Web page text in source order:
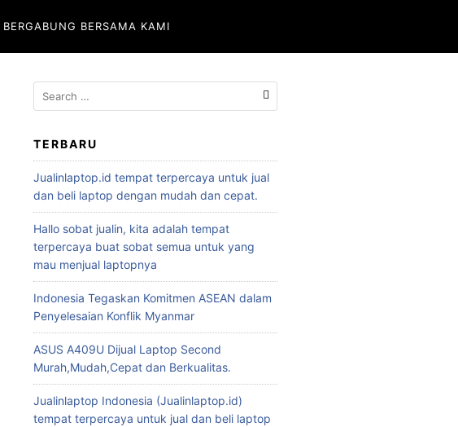
BERGABUNG BERSAMA KAMI
TERBARU
Jualinlaptop.id tempat terpercaya untuk jual
dan beli laptop dengan mudah dan cepat.
Hallo sobat jualin, kita adalah tempat
terpercaya buat sobat semua untuk yang
mau menjual laptopnya
Indonesia Tegaskan Komitmen ASEAN dalam
Penyelesaian Konflik Myanmar
ASUS A409U Dijual Laptop Second
Murah,Mudah,Cepat dan Berkualitas.
Jualinlaptop Indonesia (Jualinlaptop.id)
tempat terpercaya untuk jual dan beli laptop